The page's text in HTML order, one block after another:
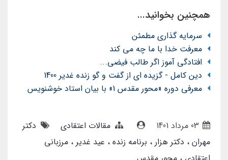
همچنین بخوانید...
سرمایه گذاری مطمئن
معرفت خدا با ما چه می کند
افتادگی آموز اگر طالب فیضی...
دین کامل - گزیده ای از گفت و گو زنده غدیر 1400
معرفی دوره «محور مقدس 1» با بیان استاد خوشنویس
مقالات اعتقادی
دکتر
مهران
دکتر هزار برنامه زنده عید غدیر مرزبانی